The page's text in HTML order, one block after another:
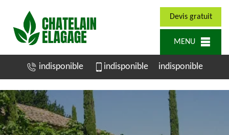
Devis gratuit
MENU
indisponible indisponible indisponible